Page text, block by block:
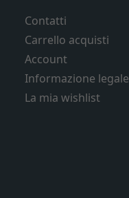
Contatti
Carrello acquisti
Account
Informazione legale
La mia wishlist